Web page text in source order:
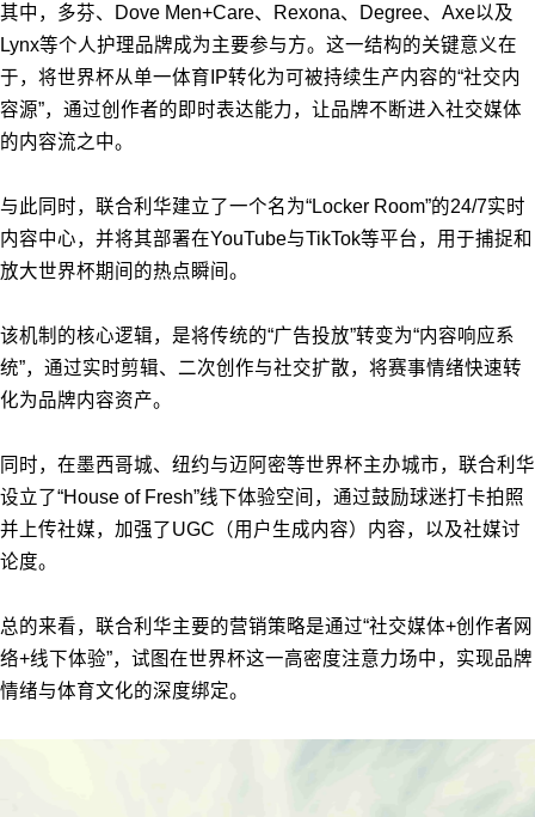
其中，多芬、Dove Men+Care、Rexona、Degree、Axe以及
Lynx等个人护理品牌成为主要参与方。这一结构的关键意义在
于，将世界杯从单一体育IP转化为可被持续生产内容的“社交内
容源”，通过创作者的即时表达能力，让品牌不断进入社交媒体
的内容流之中。
与此同时，联合利华建立了一个名为“Locker Room”的24/7实时
内容中心，并将其部署在YouTube与TikTok等平台，用于捕捉和
放大世界杯期间的热点瞬间。
该机制的核心逻辑，是将传统的“广告投放”转变为“内容响应系
统”，通过实时剪辑、二次创作与社交扩散，将赛事情绪快速转
化为品牌内容资产。
同时，在墨西哥城、纽约与迈阿密等世界杯主办城市，联合利华
设立了“House of Fresh”线下体验空间，通过鼓励球迷打卡拍照
并上传社媒，加强了UGC（用户生成内容）内容，以及社媒讨
论度。
总的来看，联合利华主要的营销策略是通过“社交媒体+创作者网
络+线下体验”，试图在世界杯这一高密度注意力场中，实现品牌
情绪与体育文化的深度绑定。